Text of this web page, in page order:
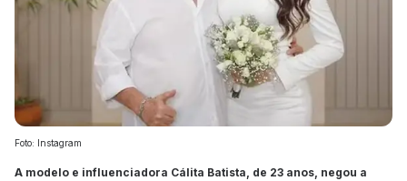
Foto: Instagram
A modelo e influenciadora Cálita Batista, de 23 anos, negou a